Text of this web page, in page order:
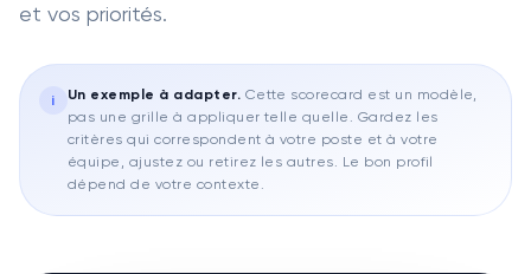
et vos priorités.
i Un exemple à adapter. Cette scorecard est un modèle,
pas une grille à appliquer telle quelle. Gardez les
critères qui correspondent à votre poste et à votre
équipe, ajustez ou retirez les autres. Le bon profil
dépend de votre contexte.